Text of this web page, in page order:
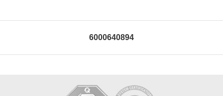
6000640894